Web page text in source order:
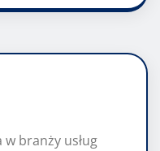
branży usług